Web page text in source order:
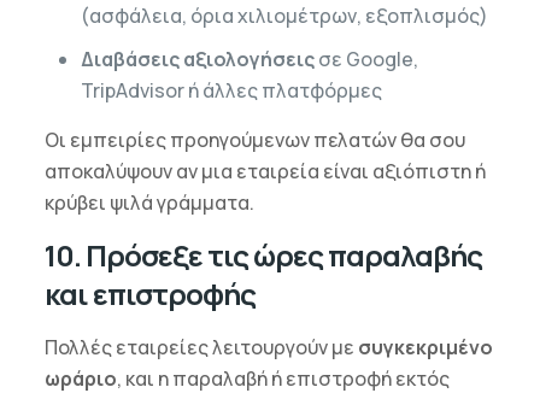
(ασφάλεια, όρια χιλιομέτρων, εξοπλισμός)
Διαβάσεις αξιολογήσειςσε Google,
TripAdvisor ή άλλες πλατφόρμες
Οι εμπειρίες προηγούμενων πελατών θα σου
αποκαλύψουν αν μια εταιρεία είναι αξιόπιστη ή
κρύβει ψιλά γράμματα.
10. Πρόσεξε τις ώρες παραλαβής
και επιστροφής
Πολλές εταιρείες λειτουργούν με συγκεκριμένο
ωράριο, και η παραλαβή ή επιστροφή εκτός